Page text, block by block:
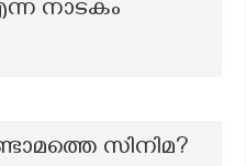
നാടകം
സിനിമ?